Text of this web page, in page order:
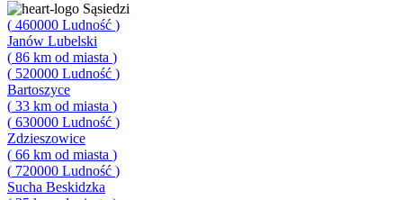
Sąsiedzi
( 460000 Ludność )
Janów Lubelski
( 86 km od miasta )
( 520000 Ludność )
Bartoszyce
( 33 km od miasta )
( 630000 Ludność )
Zdzieszowice
( 66 km od miasta )
( 720000 Ludność )
Sucha Beskidzka